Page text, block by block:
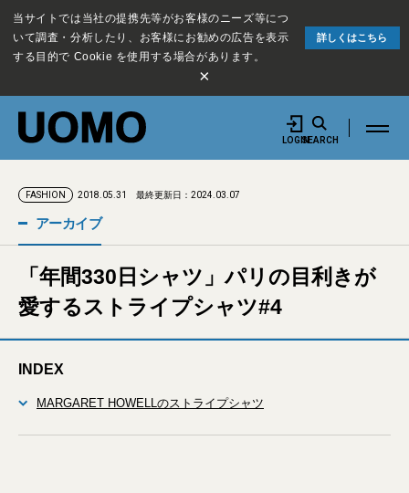
当サイトでは当社の提携先等がお客様のニーズ等につ
いて調査・分析したり、お客様にお勧めの広告を表示
する目的で Cookie を使用する場合があります。
詳しくはこちら
×
LOGINSEARCH
FASHION 2018.05.31 最終更新日：2024.03.07
アーカイブ
「年間330日シャツ」パリの目利きが
愛するストライプシャツ#4
INDEX
MARGARET HOWELLのストライプシャツ